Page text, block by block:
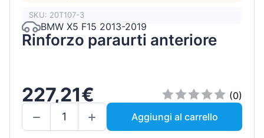
SKU: 20T107-3
BMW X5 F15 2013-2019
Rinforzo paraurti anteriore
227,21€
(0)
Aggiungi al carrello